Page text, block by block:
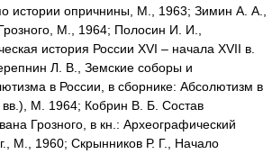
истории опричнины, М., 1963; Зимин А. А.,
М., 1964; Полосин И. И.,
история России XVI – начала XVII в.
Л. В., Земские соборы и
в России, в сборнике: Абсолютизм в
М. 1964; Кобрин В. Б. Состав
Грозного, в кн.: Археографический
М., 1960; Скрынников Р. Г., Начало